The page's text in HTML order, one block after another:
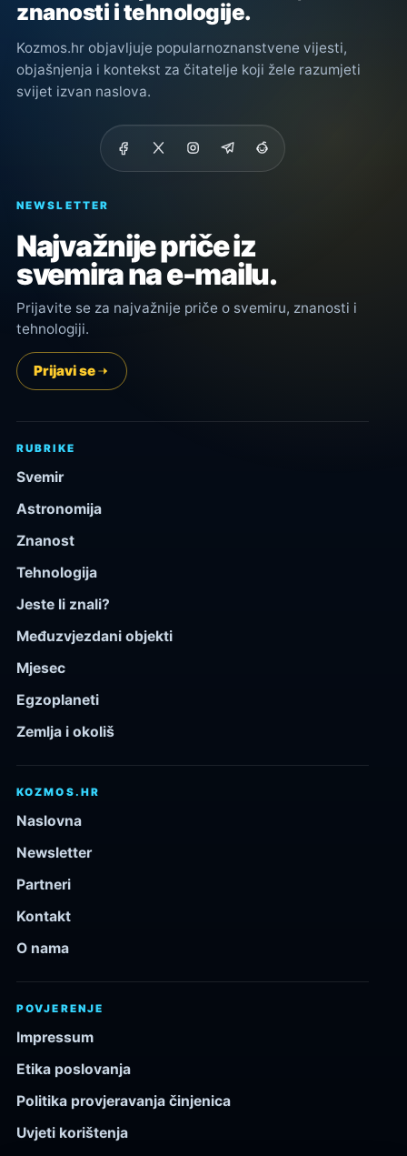
znanosti i tehnologije.
Kozmos.hr objavljuje popularnoznanstvene vijesti,
objašnjenja i kontekst za čitatelje koji žele razumjeti
svijet izvan naslova.
NEWSLETTER
Najvažnije priče iz
svemira na e-mailu.
Prijavite se za najvažnije priče o svemiru, znanosti i
tehnologiji.
Prijavi se
RUBRIKE
Svemir
Astronomija
Znanost
Tehnologija
Jeste li znali?
Međuzvjezdani objekti
Mjesec
Egzoplaneti
Zemlja i okoliš
KOZMOS.HR
Naslovna
Newsletter
Partneri
Kontakt
O nama
POVJERENJE
Impressum
Etika poslovanja
Politika provjeravanja činjenica
Uvjeti korištenja